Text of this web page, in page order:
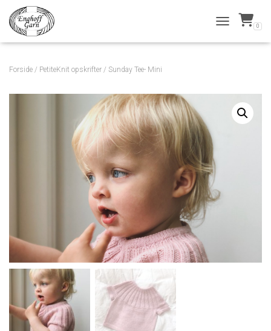
TOGGLE 0
Forside / PetiteKnit opskrifter / Sunday Tee- Mini